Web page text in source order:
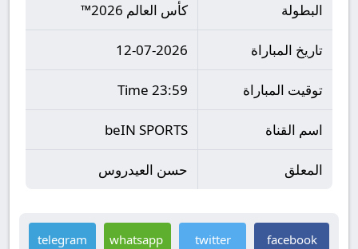
البطولة كأس العالم 2026™
تاريخ المباراة 12-07-2026
توقيت المباراة 23:59 Time
اسم القناة beIN SPORTS
المعلق حسن العيدروس
facebook
twitter
whatsapp
telegram